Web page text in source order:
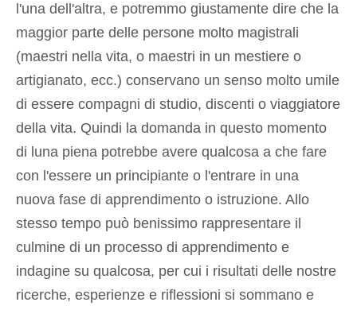
l'una dell'altra, e potremmo giustamente dire che la
maggior parte delle persone molto magistrali
(maestri nella vita, o maestri in un mestiere o
artigianato, ecc.) conservano un senso molto umile
di essere compagni di studio, discenti o viaggiatore
della vita. Quindi la domanda in questo momento
di luna piena potrebbe avere qualcosa a che fare
con l'essere un principiante o l'entrare in una
nuova fase di apprendimento o istruzione. Allo
stesso tempo può benissimo rappresentare il
culmine di un processo di apprendimento e
indagine su qualcosa, per cui i risultati delle nostre
ricerche, esperienze e riflessioni si sommano e